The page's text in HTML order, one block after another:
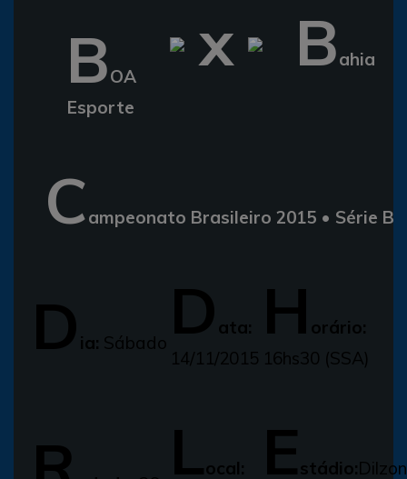
BOA
Esporte
x Bahia
Campeonato Brasileiro 2015 • Série B
D ia: Sábado D ata:
14/11/2015
H orário:
16hs30 (SSA)
Local:
Estádio:Dilzon